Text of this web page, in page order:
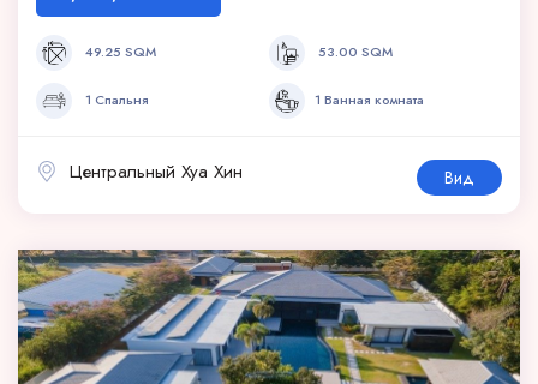
49.25 SQM 53.00 SQM
1 Спальня 1 Ванная комната
Центральный Хуа Хин Вид